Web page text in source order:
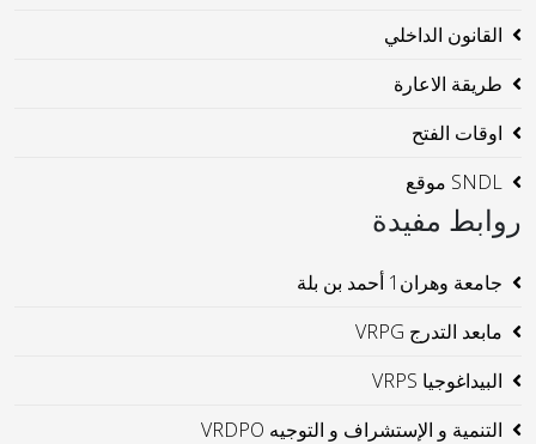
القانون الداخلي
طريقة الاعارة
اوقات الفتح
SNDL موقع
روابط مفيدة
جامعة وهران1 أحمد بن بلة
مابعد التدرج VRPG
البيداغوجيا VRPS
التنمية و الإستشراف و التوجيه VRDPO